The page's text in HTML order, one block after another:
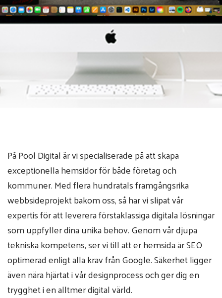
På Pool Digital är vi specialiserade på att skapa
exceptionella hemsidor för både företag och
kommuner. Med flera hundratals framgångsrika
webbsideprojekt bakom oss, så har vi slipat vår
expertis för att leverera förstaklassiga digitala lösningar
som uppfyller dina unika behov. Genom vår djupa
tekniska kompetens, ser vi till att er hemsida är SEO
optimerad enligt alla krav från Google. Säkerhet ligger
även nära hjärtat i vår designprocess och ger dig en
trygghet i en alltmer digital värld.